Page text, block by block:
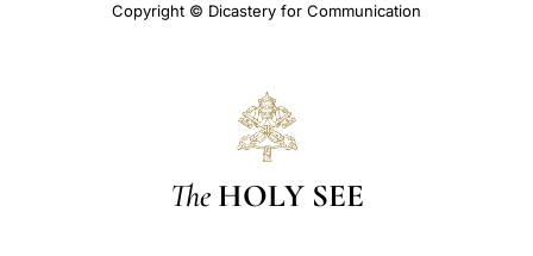
Copyright © Dicastery for Communication
The HOLY SEE